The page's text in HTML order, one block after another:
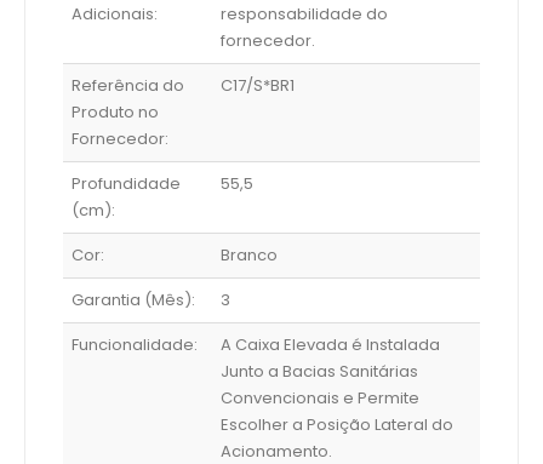
Adicionais:
responsabilidade do
fornecedor.
Referência do
Produto no
Fornecedor:
C17/S*BR1
Profundidade
(cm):
55,5
Cor:
Branco
Garantia (Mês):
3
Funcionalidade:
A Caixa Elevada é Instalada
Junto a Bacias Sanitárias
Convencionais e Permite
Escolher a Posição Lateral do
Acionamento.